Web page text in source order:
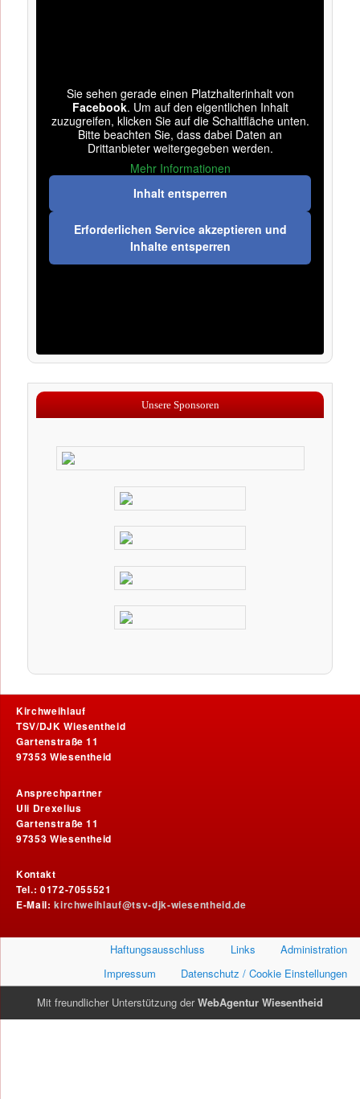
Sie sehen gerade einen Platzhalterinhalt von
Facebook. Um auf den eigentlichen Inhalt
zuzugreifen, klicken Sie auf die Schaltfläche unten.
Bitte beachten Sie, dass dabei Daten an
Drittanbieter weitergegeben werden.
Mehr Informationen
Inhalt entsperren
Erforderlichen Service akzeptieren und
Inhalte entsperren
Unsere Sponsoren
Kirchweihlauf
TSV/DJK Wiesentheid
Gartenstraße 11
97353 Wiesentheid
Ansprechpartner
Uli Drexelius
Gartenstraße 11
97353 Wiesentheid
Kontakt
Tel.: 0172-7055521
E-Mail:kirchweihlauf@tsv-djk-wiesentheid.de
Administration
Links
Haftungsausschluss
Datenschutz / Cookie Einstellungen
Impressum
Mit freundlicher Unterstützung derWebAgentur Wiesentheid